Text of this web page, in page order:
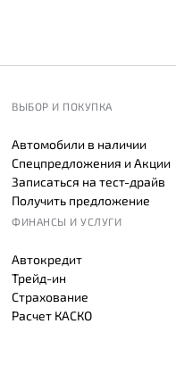
ВЫБОР И ПОКУПКА
Автомобили в наличии
Спецпредложения и Акции
Записаться на тест-драйв
Получить предложение
ФИНАНСЫ И УСЛУГИ
Автокредит
Трейд-ин
Страхование
Расчет КАСКО